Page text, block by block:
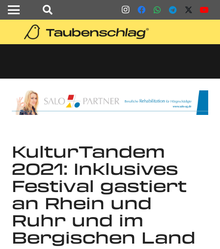
KulturTandem
2021: Inklusives
Festival gastiert
an Rhein und
Ruhr und im
Bergischen Land